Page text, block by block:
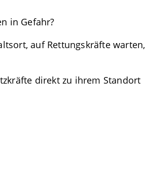
in Gefahr?
auf Rettungskräfte warten,
direkt zu ihrem Standort